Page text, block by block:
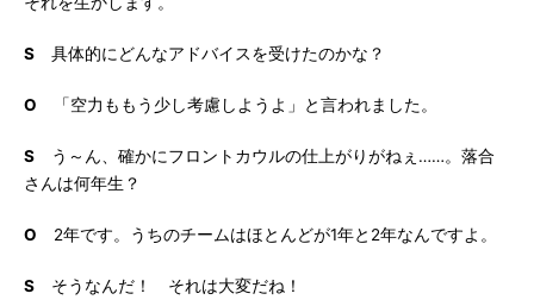
S 具体的にどんなアドバイスを受けたのかな？
O 「空力ももう少し考慮しようよ」と言われました。
S う～ん、確かにフロントカウルの仕上がりがねぇ……。落合
さんは何年生？
O 2年です。うちのチームはほとんどが1年と2年なんですよ。
S そうなんだ！ それは大変だね！